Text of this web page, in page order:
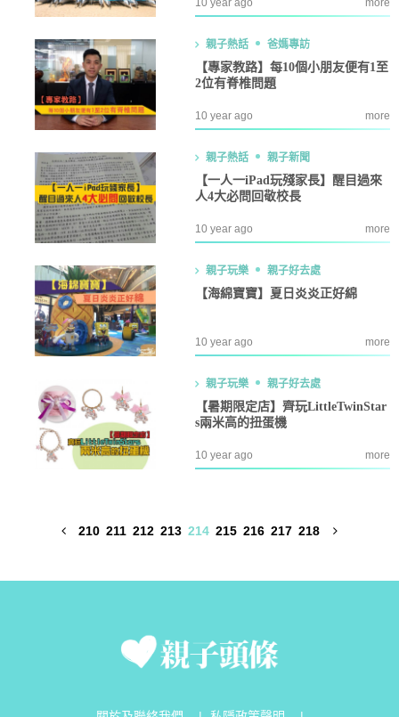
10 year ago more
親子熱話 爸媽專訪
【專家教路】每10個小朋友便有1至
2位有脊椎問題
10 year ago more
親子熱話 親子新聞
【一人一iPad玩殘家長】醒目過來
人4大必問回敬校長
10 year ago more
親子玩樂 親子好去處
【海綿寶寶】夏日炎炎正好綿
10 year ago more
親子玩樂 親子好去處
【暑期限定店】齊玩LittleTwinStar
s兩米高的扭蛋機
10 year ago more
210 211 212 213 214 215 216 217 218